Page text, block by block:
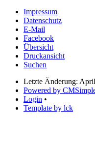
Impressum
Datenschutz
E-Mail
Facebook
Übersicht
Druckansicht
Suchen
Letzte Änderung:
Powered by
Login •
Template by lck